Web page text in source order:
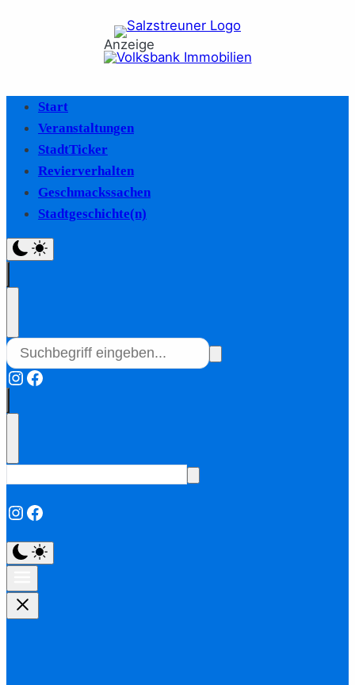
Anzeige
Start
Veranstaltungen
StadtTicker
Revierverhalten
Geschmackssachen
Stadtgeschichte(n)
Instagram
Facebook
Instagram
Facebook